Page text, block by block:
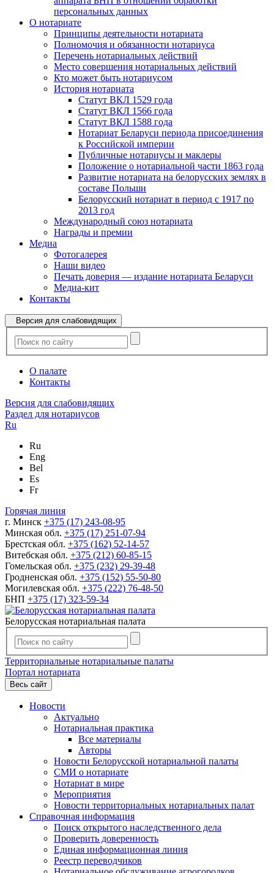
персональных данных
О нотариате
Принципы деятельности нотариата
Полномочия и обязанности нотариуса
Перечень нотариальных действий
Место совершения нотариальных действий
Кто может быть нотариусом
История нотариата
Статут ВКЛ 1529 года
Статут ВКЛ 1566 года
Статут ВКЛ 1588 года
Нотариат Беларуси периода присоединения
к Российской империи
Публичные нотариусы и маклеры
Положение о нотариальной части 1863 года
Развитие нотариата на белорусских землях в
составе Польши
Белорусский нотариат в период с 1917 по
2013 год
Международный союз нотариата
Награды и премии
Медиа
Фотогалерея
Наши видео
Печать доверия — издание нотариата Беларуси
Медиа-кит
Контакты
Версия для слабовидящих
О палате
Контакты
Версия для слабовидящих
Раздел для нотариусов
Ru
Ru
Eng
Bel
Es
Fr
Горячая линия
г. Минск +375 (17) 243-08-95
Минская обл. +375 (17) 251-07-94
Брестская обл. +375 (162) 52-14-57
Витебская обл. +375 (212) 60-85-15
Гомельская обл. +375 (232) 29-39-48
Гродненская обл. +375 (152) 55-50-80
Могилевская обл. +375 (222) 76-48-50
БНП +375 (17) 323-59-34
Белорусская нотариальная палата
Территориальные нотариальные палаты
Портал нотариата
Весь сайт
Новости
Актуально
Нотариальная практика
Все материалы
Авторы
Новости Белорусской нотариальной палаты
СМИ о нотариате
Нотариат в мире
Мероприятия
Новости территориальных нотариальных палат
Справочная информация
Поиск открытого наследственного дела
Проверить доверенность
Единая информационная линия
Реестр переводчиков